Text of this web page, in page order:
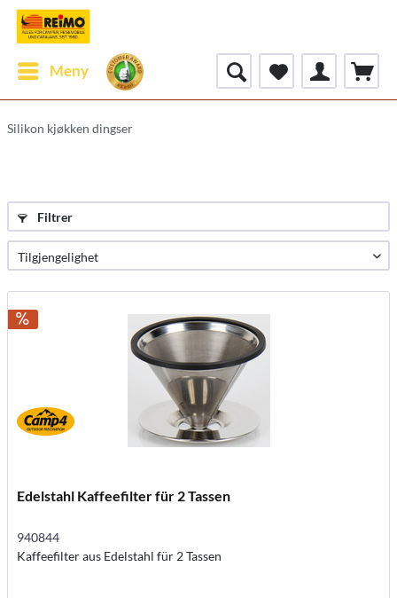
Meny
Silikon kjøkken dingser
Filtrer
Edelstahl Kaffeefilter für 2 Tassen
940844
Kaffeefilter aus Edelstahl für 2 Tassen